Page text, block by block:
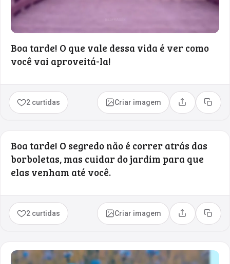
Boa tarde! O que vale dessa vida é ver como
você vai aproveitá-la!
2 curtidas Criar imagem Compartilhar
Copiar
Boa tarde! O segredo não é correr atrás das
borboletas, mas cuidar do jardim para que
elas venham até você.
2 curtidas Criar imagem Compartilhar
Copiar